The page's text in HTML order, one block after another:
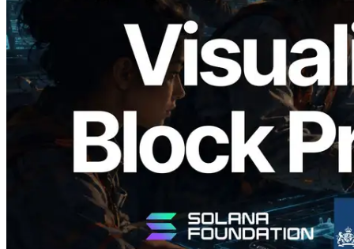
Validators Solutions 釋出 Solana Block
Analyzer — 以 slot 為單位視覺化區塊生
成時間與負責驗證者